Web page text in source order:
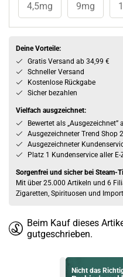
4,5mg 9mg
Deine Vorteile:
Gratis Versand ab 34,99 €
Schneller Versand
Kostenlose Rückgabe
Sicher bezahlen
Vielfach ausgzeichnet:
Bewertet als „Ausgezeichnet”
Ausgezeichneter Trend Shop
Ausgezeichneter
Platz 1 Kundenservice aller
Sorgenfrei und sicher bei Steam-
Mit über 25.000 Artikeln und 6
Zigaretten, Spirituosen und
Beim Kauf dieses
gutgeschrieben.
Nicht das